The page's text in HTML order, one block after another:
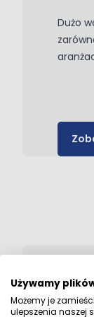
Dużo
Używamy
Możemy je
ulepszenia naszej